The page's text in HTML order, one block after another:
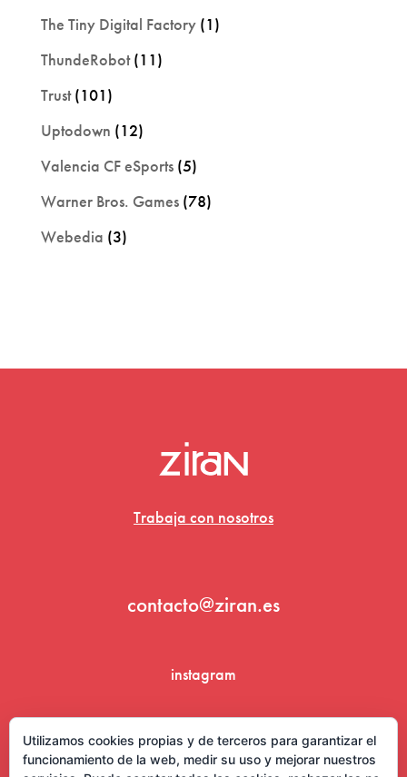
The Tiny Digital Factory(1)
ThundeRobot(11)
Trust(101)
Uptodown (12)
Valencia CF eSports(5)
Warner Bros. Games(78)
Webedia (3)
Trabaja con nosotros
contacto@ziran.es
instagram
Utilizamos cookies propias y de terceros para garantizar el
funcionamiento de la web, medir su uso y mejorar nuestros